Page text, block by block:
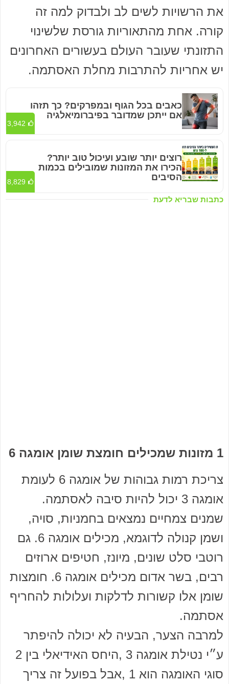
את הרשויות לשים לב ולבדוק למה זה
קורה. אחת מהתאוריות גורסת שלשינוי
התזונתי שעובר העולם בעשורים האחרונים
יש אחריות להתרבות מחלת האסתמה.
כתבות שבריא לדעת
כאבים בכל הגוף ובמפרקים? כך תזהו
אם ייתכן שמדובר בפיברומיאלגיה
3,942
רוצים יותר שובע ועיכול טוב יותר?
הכירו את המזונות שמובילים בכמות
הסיבים
8,829
1 מזונות שמכילים חומצת שומן אומגה 6
צריכת רמות גבוהות של אומגה 6 לעומת
אומגה 3 יכול להיות סיבה לאסתמה.
שמנים צמחיים נמצאים בחמניות, סויה,
ושמן קנולה לדוגמא, מכילים אומגה 6. גם
רוטבי סלט שונים, מיונז, חטיפים ארוזים
רבים, בשר אדום מכילים אומגה 6. חומצות
שומן אלו קשורות לדלקות ועלולות להחריף
אסתמה.
למרבה הצער, הבעיה לא יכולה להיפתר
ע״י נטילת אומגה 3 ,היחס האידיאלי בין 2
סוגי האומגה הוא 1 ,אבל בפועל זה צריך